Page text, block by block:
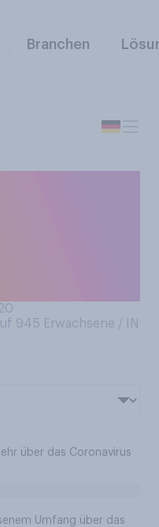
Branchen
945 Erwachsene / IN
über das Coronavirus
Umfang über das